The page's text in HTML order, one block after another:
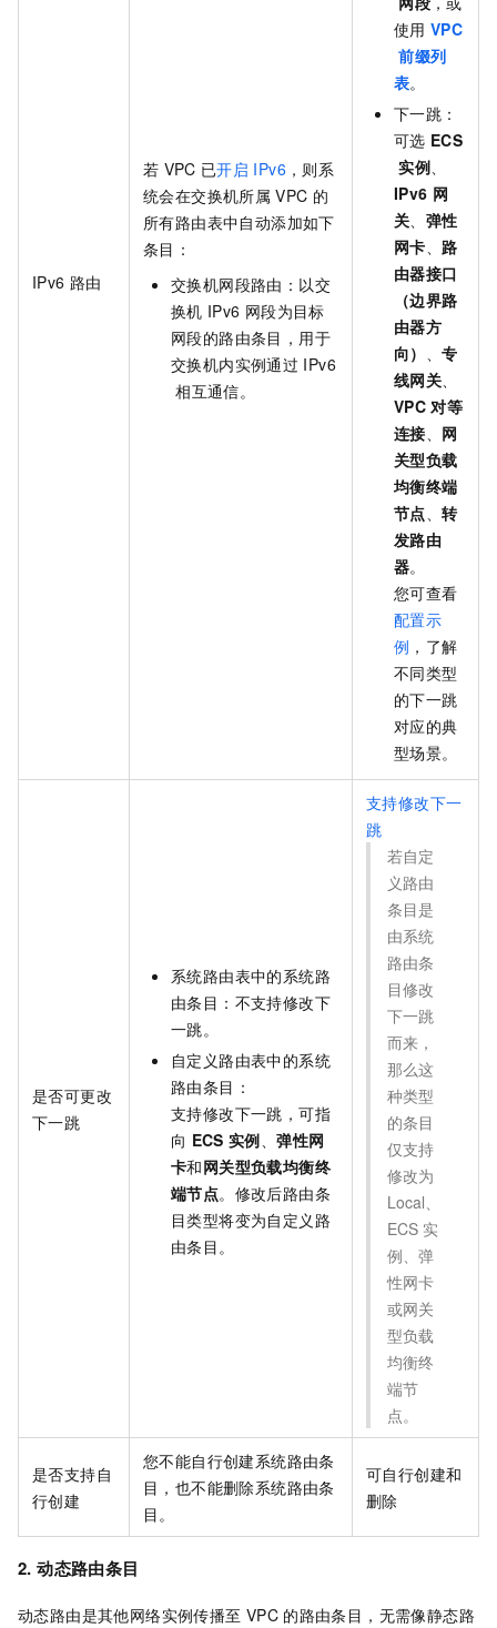
IPv6 路由
若 VPC 已开启 IPv6 ，则系
统会在交换机所属 VPC 的
所有路由表中自动添加如下
条目：
交换机网段路由：以交
换机 IPv6 网段为目标
网段的路由条目，用于
交换机内实例通过 IPv6
相互通信。
使用 VPC
前缀列
表。
下一跳：
可选 ECS
实例、
IPv6 网
关、 弹性
网卡、 路
由器接口
（边界路
由器方
向） 、专
线网关、
VPC 对等
连接、 网
关型负载
均衡终端
节点、转
发路由
器。
您可查看
配置示
例 ，了解
不同类型
的下一跳
对应的典
型场景。
是否可更改
下一跳
系统路由表中的系统路
由条目：不支持修改下
一跳。
自定义路由表中的系统
路由条目：
支持修改下一跳，可指
向 ECS 实例、弹性网
卡和网关型负载均衡终
端节点。修改后路由条
目类型将变为自定义路
由条目。
支持修改下一
跳
若自定
义路由
条目是
由系统
路由条
目修改
下一跳
而来，
那么这
种类型
的条目
仅支持
修改为
Local、
ECS 实
例、弹
性网卡
或网关
型负载
均衡终
端节
点。
是否支持自
行创建
您不能自行创建系统路由条
目，也不能删除系统路由条
目。
可自行创建和
删除
2. 动态路由条目
动态路由是其他网络实例传播至 VPC 的路由条目，无需像静态路